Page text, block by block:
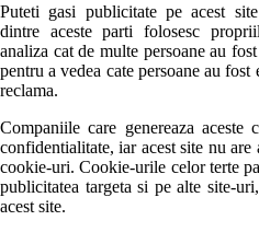
Puteti gasi publicitate pe acest
dintre aceste parti folosesc
analiza cat de multe persoane au
pentru a vedea cate persoane au
reclama.
Companiile care genereaza
confidentialitate, iar acest site nu are
cookie-uri. Cookie-urile celor terte
publicitatea targeta si pe alte site-
acest site.